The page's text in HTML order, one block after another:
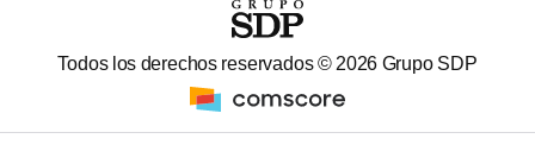
Todos los derechos reservados © 2026 Grupo SDP